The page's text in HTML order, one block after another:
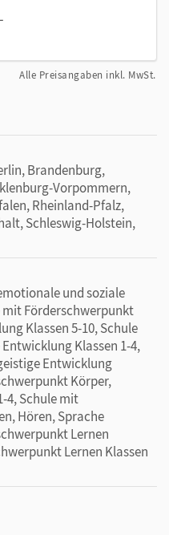
Alle Preisangaben inkl. MwSt.
Brandenburg,
Vorpommern,
Rheinland-Pfalz,
Schleswig-Holstein,
und soziale
mit Förderschwerpunkt
Klassen 5-10, Schule
Klassen 1-4,
Entwicklung
Körper,
4, Schule mit
Hören, Sprache
Lernen
Lernen Klassen